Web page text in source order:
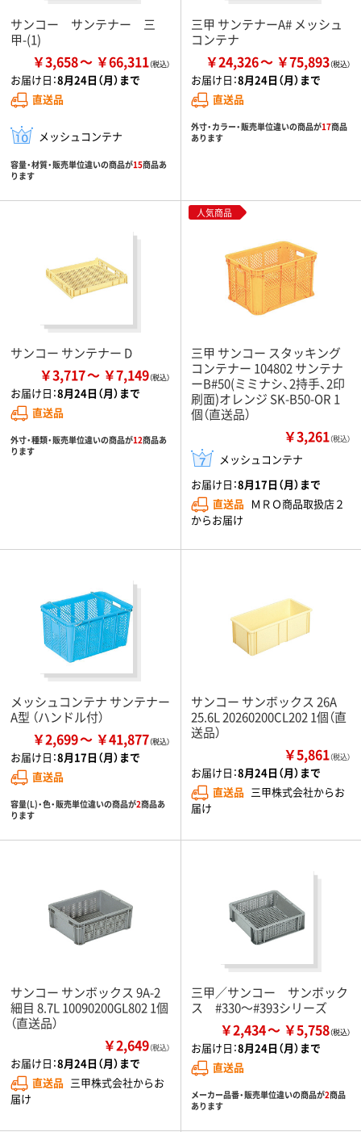
サンコー サンテナー 三
甲-(1)
￥3,658 ￥66,311
お届け日：8月24日（月）まで
直送品
メッシュコンテナ
容量・材質・販売単位違いの商品が15商品あ
ります
三甲 サンテナーA# メッシュ
コンテナ
￥24,326 ￥75,893
お届け日：8月24日（月）まで
直送品
外寸・カラー・販売単位違いの商品が17商品
あります
サンコー サンテナー D
￥3,717 ￥7,149
お届け日：8月24日（月）まで
直送品
外寸・種類・販売単位違いの商品が12商品あ
ります
人気商品
三甲 サンコー スタッキング
コンテナー 104802 サンテナ
ーB#50(ミミナシ、2持手、2印
刷面)オレンジ SK-B50-OR 1
個（直送品）
￥3,261（税込）
メッシュコンテナ
お届け日：8月17日（月）まで
直送品 ＭＲＯ商品取扱店２
からお届け
メッシュコンテナ サンテナー
A型 （ハンドル付）
￥2,699 ￥41,877
お届け日：8月17日（月）まで
直送品
容量(L)・色・販売単位違いの商品が2商品あ
ります
サンコー サンボックス 26A
25.6L 20260200CL202 1個（直
送品）
￥5,861（税込）
お届け日：8月24日（月）まで
直送品 三甲株式会社からお
届け
サンコー サンボックス 9A-2
細目 8.7L 10090200GL802 1個
（直送品）
￥2,649（税込）
お届け日：8月24日（月）まで
直送品 三甲株式会社からお
届け
三甲／サンコー サンボック
ス #330～#393シリーズ
￥2,434 ￥5,758
お届け日：8月24日（月）まで
直送品
メーカー品番・販売単位違いの商品が2商品
あります